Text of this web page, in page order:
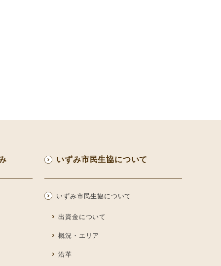
いずみ市民生協について
いずみ市民生協について
出資金について
概況・エリア
沿革